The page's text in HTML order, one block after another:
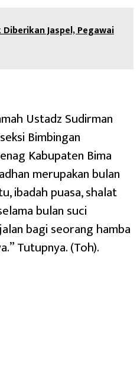
Jaspel, Pegawai
Ustadz Sudirman
Bimbingan
Kabupaten Bima
merupakan bulan
ibadah puasa, shalat
bulan suci
bagi seorang hamba
Tutupnya. (Toh).